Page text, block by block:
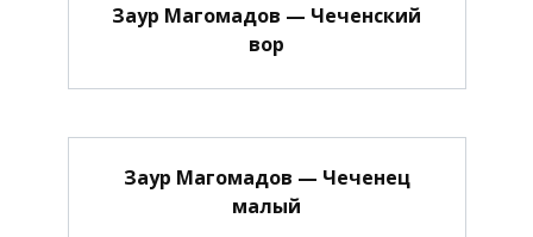
Заур Магомадов — Чеченский
вор
Заур Магомадов — Чеченец
малый